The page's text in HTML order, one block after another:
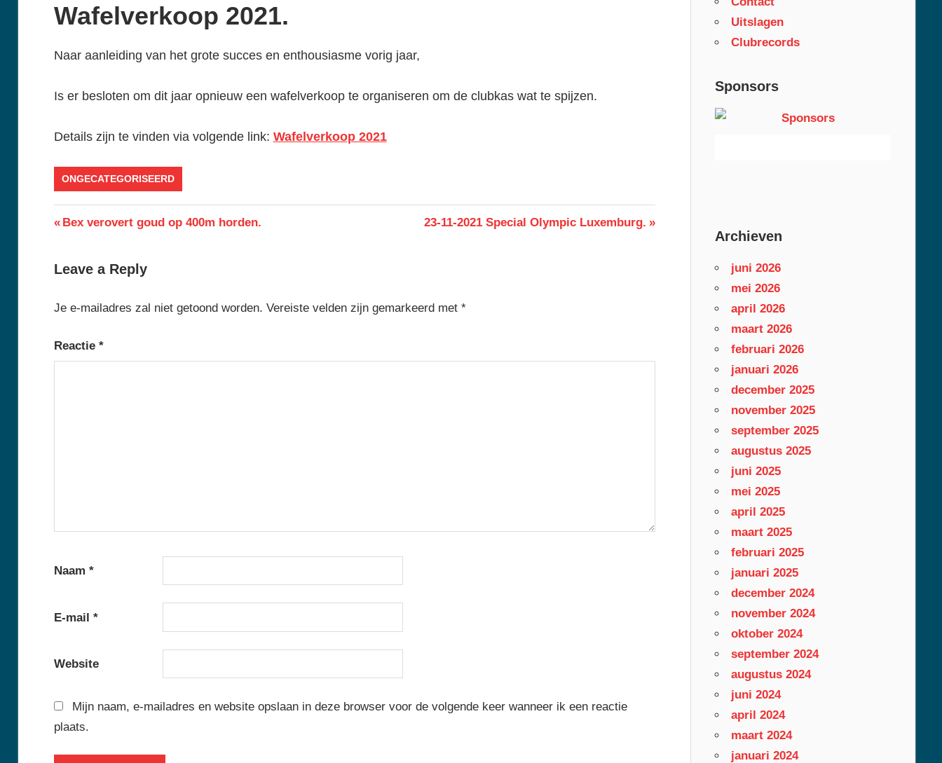
Wafelverkoop 2021.
Naar aanleiding van het grote succes en enthousiasme vorig jaar,
Is er besloten om dit jaar opnieuw een wafelverkoop te organiseren om de clubkas wat te spijzen.
Details zijn te vinden via volgende link: Wafelverkoop 2021
ONGECATEGORISEERD
Berichtnavigatie
Previous
Bex verovert goud op 400m horden.
Next
23-11-2021 Special Olympic Luxemburg.
Leave a Reply
Je e-mailadres zal niet getoond worden. Vereiste velden zijn gemarkeerd met *
Reactie *
Naam *
E-mail *
Website
Mijn naam, e-mailadres en website opslaan in deze browser voor de volgende keer wanneer ik een reactie
plaats.
Uitslagen
Clubrecords
Sponsors
Archieven
juni 2026
mei 2026
april 2026
maart 2026
februari 2026
januari 2026
december 2025
november 2025
september 2025
augustus 2025
juni 2025
mei 2025
april 2025
maart 2025
februari 2025
januari 2025
december 2024
november 2024
oktober 2024
september 2024
augustus 2024
juni 2024
april 2024
maart 2024
januari 2024